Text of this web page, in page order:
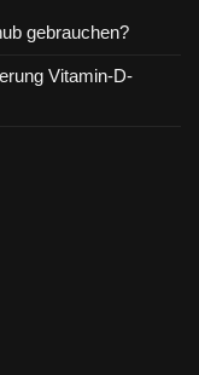
gebrauchen?
Vitamin-D-